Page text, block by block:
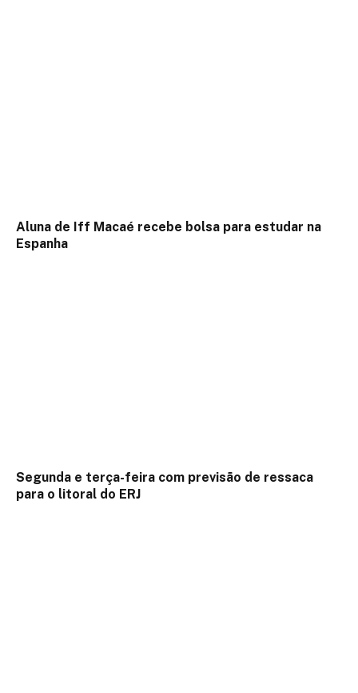
Aluna de Iff Macaé recebe bolsa para estudar na
Espanha
Segunda e terça-feira com previsão de ressaca
para o litoral do ERJ